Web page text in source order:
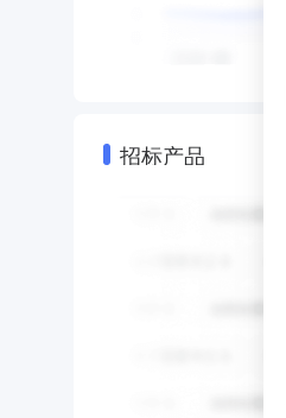
招标产品